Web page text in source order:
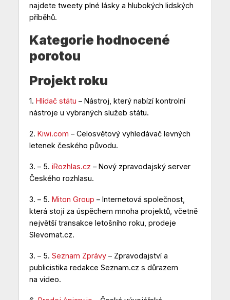
najdete tweety plné lásky a hlubokých lidských
příběhů.
Kategorie hodnocené
porotou
Projekt roku
1. Hlídač státu – Nástroj, který nabízí kontrolní
nástroje u vybraných služeb státu.
2. Kiwi.com – Celosvětový vyhledávač levných
letenek českého původu.
3. – 5. iRozhlas.cz – Nový zpravodajský server
Českého rozhlasu.
3. – 5. Miton Group – Internetová společnost,
která stojí za úspěchem mnoha projektů, včetně
největší transakce letošního roku, prodeje
Slevomat.cz.
3. – 5. Seznam Zprávy– Zpravodajství a
publicistika redakce Seznam.cz s důrazem
na video.